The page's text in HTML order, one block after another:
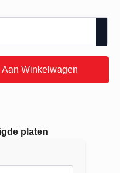
Winkelwagen
platen